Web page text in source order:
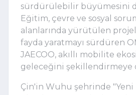
sürdürülebilir büyümesini
Eğitim, çevre ve sosyal
alanlarında yürütülen
fayda yaratmayı sürdüren
JAECOO, akıllı mobilite
geleceğini şekillendirmeye
Çin'in Wuhu şehrinde "Yeni